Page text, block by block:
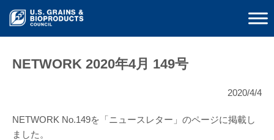
NETWORK 2020年4月 149号
2020/4/4
NETWORK No.149を「ニュースレター」のページに掲載し
ました。